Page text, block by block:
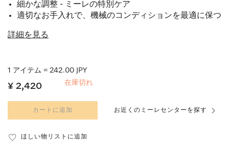
細かな調整 - ミーレの特別ケア
適切なお手入れで、機械のコンディションを最適に保つ
詳細を見る
1 アイテム = 242.00 JPY
¥ 2,420 在庫切れ
カートに追加 お近くのミーレセンターを探す
ほしい物リストに追加